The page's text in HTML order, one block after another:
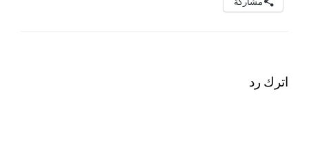
اترك رد